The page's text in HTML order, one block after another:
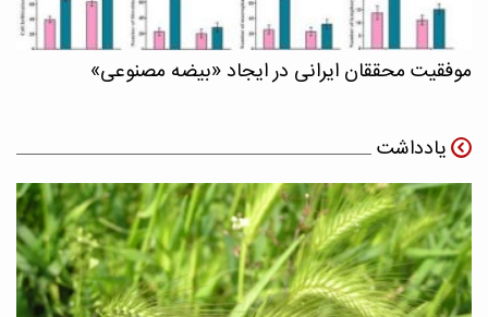
موفقیت محققان ایرانی در ایجاد «بیضه مصنوعی»
یادداشت